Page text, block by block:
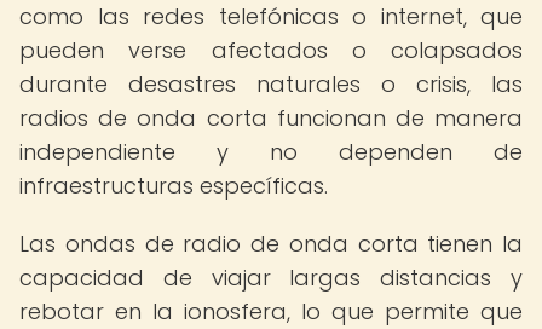
como las redes telefónicas o internet, que
pueden verse afectados o colapsados
durante desastres naturales o crisis, las
radios de onda corta funcionan de manera
independiente y no dependen de
infraestructuras específicas.
Las ondas de radio de onda corta tienen la
capacidad de viajar largas distancias y
rebotar en la ionosfera, lo que permite que